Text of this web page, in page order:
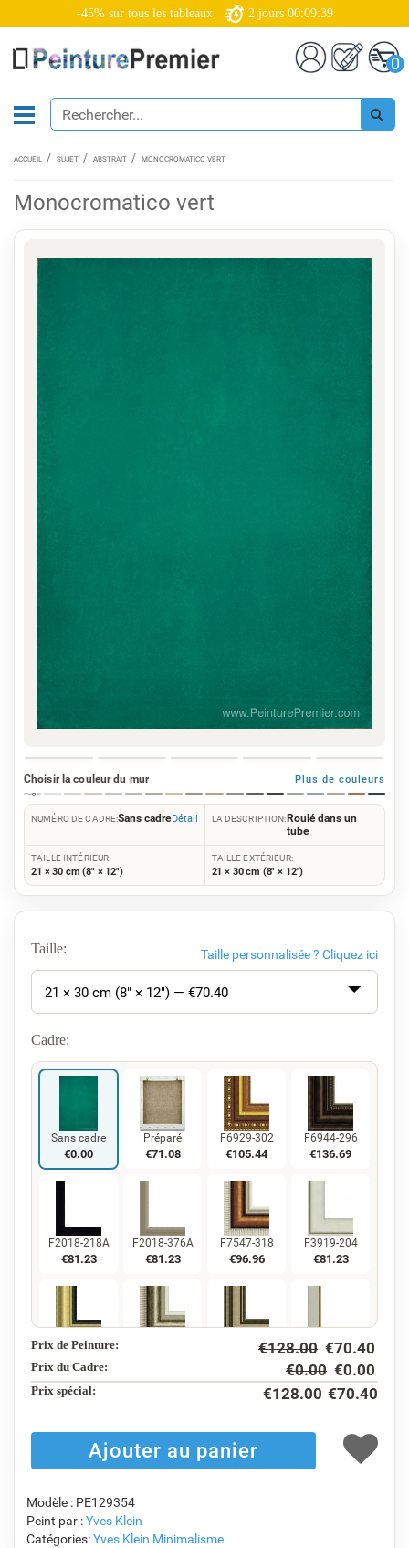
-45% sur tous les tableaux 2 jours 00:09:38
0
ACCUEIL SUJET ABSTRAIT MONOCROMATICO VERT
Monocromatico vert
Choisir la couleur du mur Plus de couleurs
NUMÉRO DE CADRE:Sans cadreDétail LA DESCRIPTION: Roulé dans un
tube
TAILLE INTÉRIEUR:
21 × 30 cm (8" × 12")
TAILLE EXTÉRIEUR:
21 × 30 cm (8" × 12")
Taille: Taille personnalisée ? Cliquez ici
21 × 30 cm (8" × 12") — €70.40
Cadre:
Sans cadre
€0.00
Préparé
€71.08
F6929-302
€105.44
F6944-296
€136.69
F2018-218A
€81.23
F2018-376A
€81.23
F7547-318
€96.96
F3919-204
€81.23
F5130-234
€117.16
F5429-258 F3013-236
€86.29
F1823-204
€91.39
F8645-298
€152.31
F6537-236
€80.80
F7034-298
€
Prix de Peinture: €128.00 €70.40
Prix du Cadre: €0.00 €0.00
Prix ​​spécial: €128.00 €70.40
Modèle : PE129354
Peint par :Yves Klein
Catégories:Yves Klein Minimalisme